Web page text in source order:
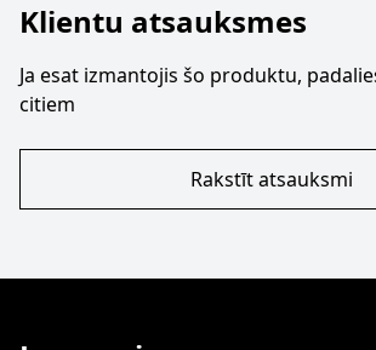
Klientu atsauksmes
Ja esat izmantojis šo produktu,
citiem
Rakstīt atsauksmi